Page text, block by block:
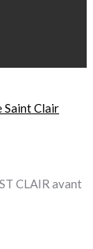
Saint Clair
CLAIR avant